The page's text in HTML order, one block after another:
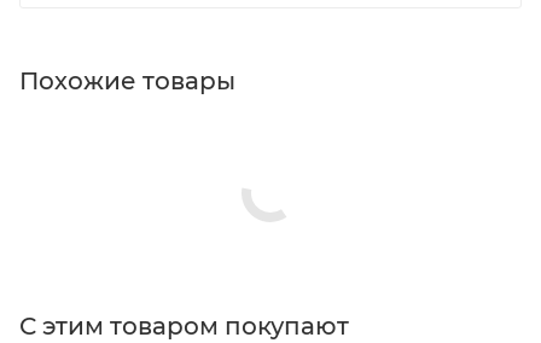
Похожие товары
С этим товаром покупают